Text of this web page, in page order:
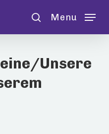
searchMenu
Unsere